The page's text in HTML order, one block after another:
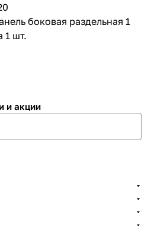
боковая раздельная 1
1 шт.
и акции